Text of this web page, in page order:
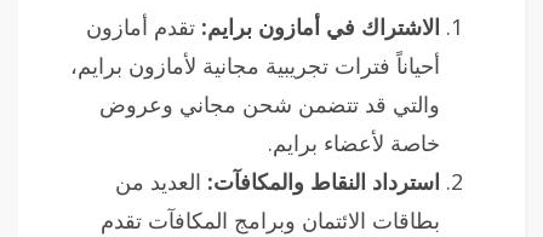
الاشتراك في أمازون برايم: تقدم أمازون
أحياناً فترات تجريبية مجانية لأمازون برايم،
والتي قد تتضمن شحن مجاني وعروض
خاصة لأعضاء برايم.
استرداد النقاط والمكافآت: العديد من
بطاقات الائتمان وبرامج المكافآت تقدم